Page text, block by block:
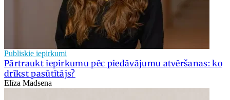
Publiskie iepirkumi
Pārtraukt iepirkumu pēc piedāvājumu atvēršanas: ko
drīkst pasūtītājs?
Elīza Madsena